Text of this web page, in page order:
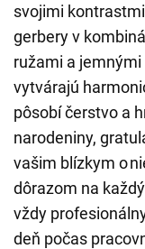
svojimi
gerbery v
ružami a
vytvárajú
pôsobí čerstvo a
narodeniny,
vašim blízkym o
dôrazom na
vždy
deň počas